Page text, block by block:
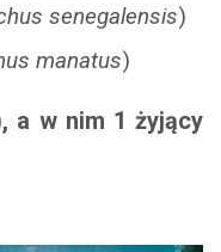
senegalensis)
manatus)
a w nim 1 żyjący